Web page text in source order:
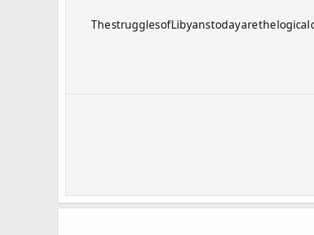
"The struggles of Libyans today are the